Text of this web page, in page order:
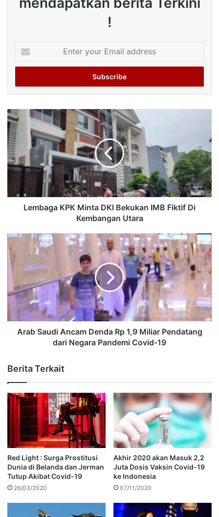
!
your
Email
Lembaga KPK Minta DKI Bekukan IMB Fiktif Di
Kembangan Utara
Arab Saudi Ancam Denda Rp 1,9 Miliar Pendatang
dari Negara Pandemi Covid-19
Berita Terkait
Red Light : Surga Prostitusi
Dunia di Belanda dan Jerman
Tutup Akibat Covid-19
26/03/2020
Akhir 2020 akan Masuk 2,2
Juta Dosis Vaksin Covid-19
ke Indonesia
07/11/2020